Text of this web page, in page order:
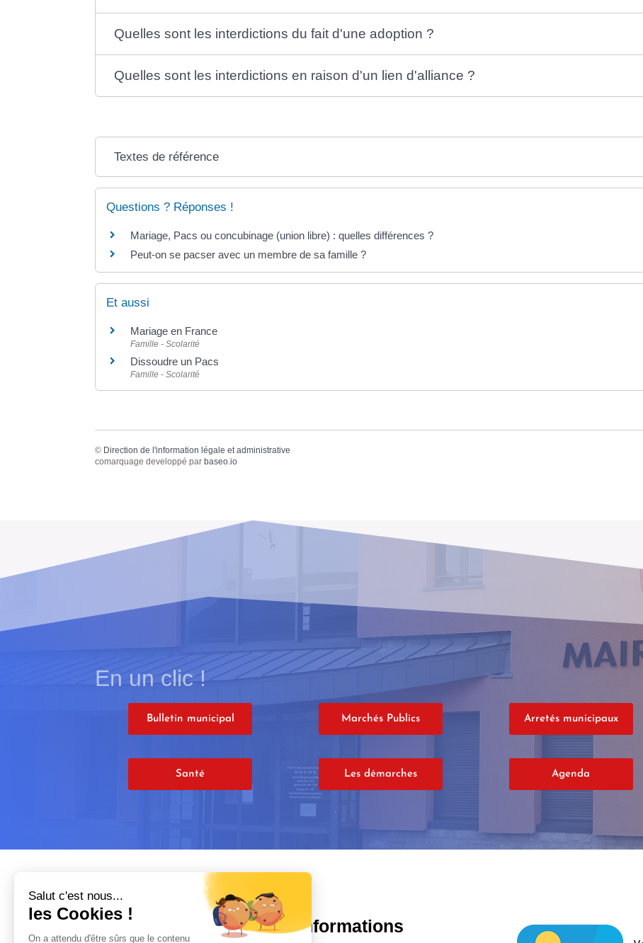
Salut c'est nous...
les Cookies !
On a attendu d'être sûrs que le contenu
Quelles sont les interdictions du fait d'une adoption ?
Quelles sont les interdictions en raison d'un lien d'alliance ?
Textes de référence
Questions ? Réponses !
Mariage, Pacs ou concubinage (union libre) : quelles différences ?
Peut-on se pacser avec un membre de sa famille ?
Et aussi
Mariage en France
Famille - Scolarité
Dissoudre un Pacs
Famille - Scolarité
© Direction de l'information légale et administrative
comarquage developpé par baseo.io
En un clic !
Bulletin municipal Marchés Publics Arretés municipaux
Santé Les démarches Agenda
Informations